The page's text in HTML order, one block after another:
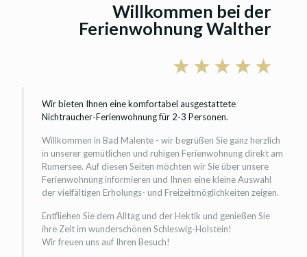
Willkommen bei der
Ferienwohnung Walther
Wir bieten Ihnen eine komfortabel ausgestattete
Nichtraucher-Ferienwohnung für 2-3 Personen.
Willkommen in Bad Malente - wir begrüßen Sie ganz herzlich
in unserer gemütlichen und ruhigen Ferienwohnung direkt am
Rumersee. Auf diesen Seiten möchten wir Sie über unsere
Ferienwohnung informieren und Ihnen eine kleine Auswahl
der vielfältigen Erholungs- und Freizeitmöglichkeiten zeigen.
Entfliehen Sie dem Alltag und der Hektik und genießen Sie
ihre Zeit im wunderschönen Schleswig-Holstein!
Wir freuen uns auf Ihren Besuch!